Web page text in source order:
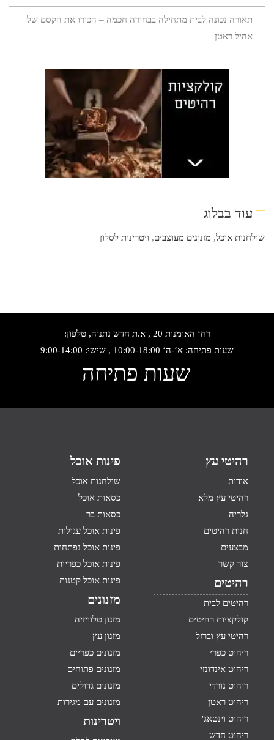
תאורה נכונה לבית מתחילה בבחירה חכמה – הכירו את הקסם של
אהיל ראטן
עוד בבלוג
שולחנות אוכל, מזנונים מעוצבים, ויטרינות לסלון
רח‘ האומנות 20 , א.ת חדש נתניה, טלפון:
שעות פתיחה: א‘-ה‘ 10:00-18:00 , שישי: 9:00-14:00
שעות פתיחה
רהיטי עץ
אודות
רהיטי עץ מלא
גלריה
חנות רהיטים
מבצעים
צור קשר
רהיטים
רהיטים לבית
קולקציות רהיטים
רהיטי עץ וברזל
ריהוט כפרי
ריהוט אינדונזי
ריהוט נורדי
ריהוט ראטן
ריהוט וינטאג'
ריהוט חדש
פינות אוכל
שולחנות אוכל
כסאות אוכל
כסאות בר
פינות אוכל עגולות
פינות אוכל נפתחות
פינות אוכל כפריות
פינות אוכל קטנות
מזנונים
מזנון טלוויזיה
מזנון עץ
מזנונים כפריים
מזנונים פתוחים
מזנונים גדולים
מזנונים עם מגירות
ויטרינות